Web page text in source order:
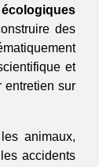
des
et
entretien sur
animaux,
accidents